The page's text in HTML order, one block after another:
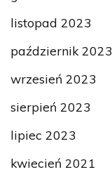
listopad 2023
październik 2023
wrzesień 2023
sierpień 2023
lipiec 2023
kwiecień 2021